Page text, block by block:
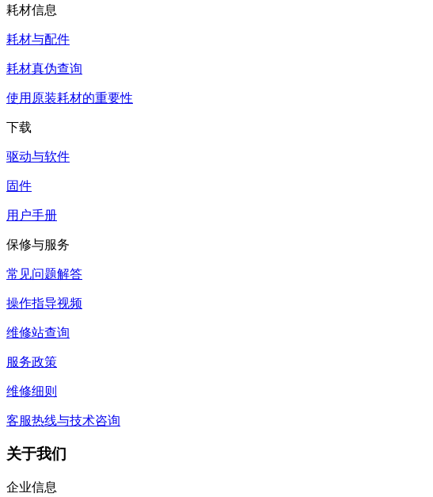
耗材信息
耗材与配件
耗材真伪查询
使用原装耗材的重要性
下载
驱动与软件
固件
用户手册
保修与服务
常见问题解答
操作指导视频
维修站查询
服务政策
维修细则
客服热线与技术咨询
关于我们
企业信息